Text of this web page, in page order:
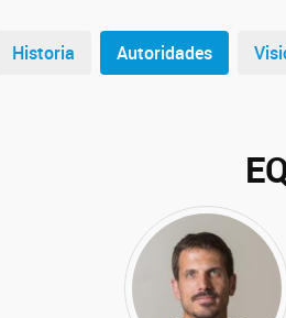
Historia Autoridades